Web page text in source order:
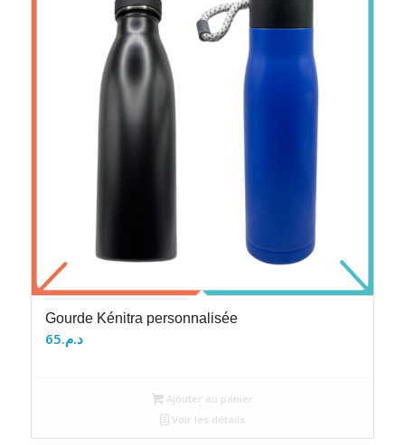
Gourde Kénitra personnalisée
د.م.65
Ajouter au panier
Voir les détails